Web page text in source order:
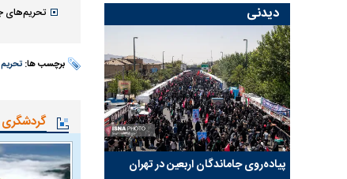
تحریم‌های
برچسب ها:
گردشگری
دیدنی
پیاده‌روی جاماندگان اربعین در تهران